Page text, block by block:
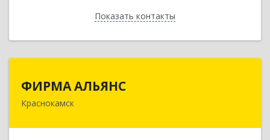
Показать контакты
Назад
ФИРМА АЛЬЯНС
Краснокамск